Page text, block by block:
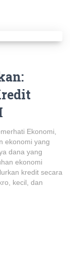
Ekonomi,
ekonomi yang
dana yang
ekonomi
kredit secara
kecil, dan